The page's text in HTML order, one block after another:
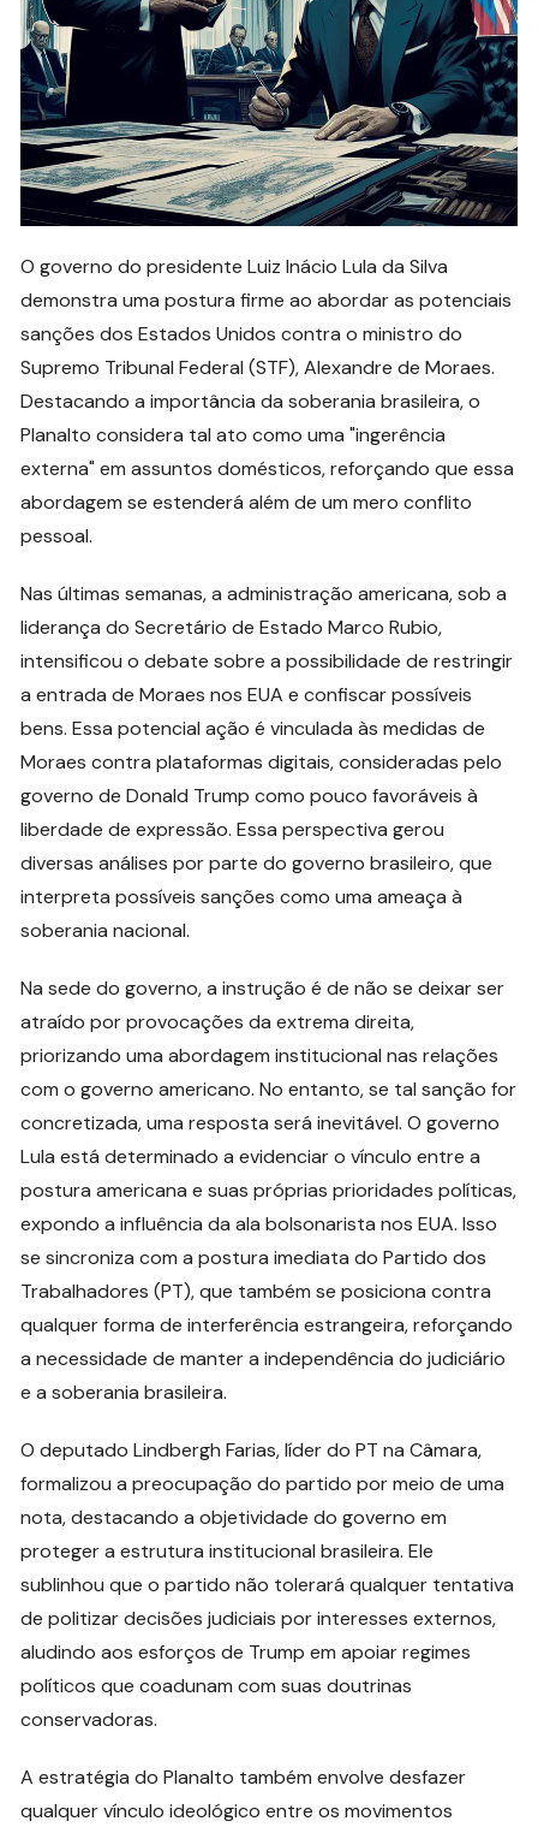
O governo do presidente Luiz Inácio Lula da Silva
demonstra uma postura firme ao abordar as potenciais
sanções dos Estados Unidos contra o ministro do
Supremo Tribunal Federal (STF), Alexandre de Moraes.
Destacando a importância da soberania brasileira, o
Planalto considera tal ato como uma "ingerência
externa" em assuntos domésticos, reforçando que essa
abordagem se estenderá além de um mero conflito
pessoal.
Nas últimas semanas, a administração americana, sob a
liderança do Secretário de Estado Marco Rubio,
intensificou o debate sobre a possibilidade de restringir
a entrada de Moraes nos EUA e confiscar possíveis
bens. Essa potencial ação é vinculada às medidas de
Moraes contra plataformas digitais, consideradas pelo
governo de Donald Trump como pouco favoráveis à
liberdade de expressão. Essa perspectiva gerou
diversas análises por parte do governo brasileiro, que
interpreta possíveis sanções como uma ameaça à
soberania nacional.
Na sede do governo, a instrução é de não se deixar ser
atraído por provocações da extrema direita,
priorizando uma abordagem institucional nas relações
com o governo americano. No entanto, se tal sanção for
concretizada, uma resposta será inevitável. O governo
Lula está determinado a evidenciar o vínculo entre a
postura americana e suas próprias prioridades políticas,
expondo a influência da ala bolsonarista nos EUA. Isso
se sincroniza com a postura imediata do Partido dos
Trabalhadores (PT), que também se posiciona contra
qualquer forma de interferência estrangeira, reforçando
a necessidade de manter a independência do judiciário
e a soberania brasileira.
O deputado Lindbergh Farias, líder do PT na Câmara,
formalizou a preocupação do partido por meio de uma
nota, destacando a objetividade do governo em
proteger a estrutura institucional brasileira. Ele
sublinhou que o partido não tolerará qualquer tentativa
de politizar decisões judiciais por interesses externos,
aludindo aos esforços de Trump em apoiar regimes
políticos que coadunam com suas doutrinas
conservadoras.
A estratégia do Planalto também envolve desfazer
qualquer vínculo ideológico entre os movimentos